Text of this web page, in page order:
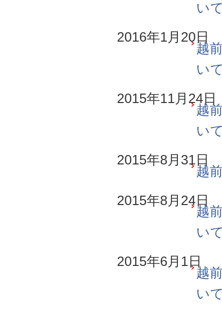
い
2016年1月20日
越
い
2015年11月24日
越
い
2015年8月31日
越
2015年8月24日
越
い
2015年6月1日
越
い